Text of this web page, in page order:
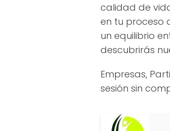
calidad de
en tu proceso
un equilibrio
descubrirás
Empresas,
sesión sin